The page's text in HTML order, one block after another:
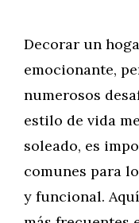
Decorar un
emocionante,
numerosos
estilo de vida
soleado, es
comunes para
y funcional.